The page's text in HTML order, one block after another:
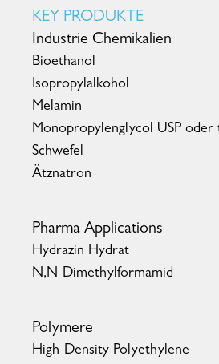
KEY PRODUKTE
Industrie Chemikalien
Bioethanol
Isopropylalkohol
Melamin
Monopropylenglycol USP oder
Schwefel
Ätznatron
Pharma Applications
Hydrazin Hydrat
N,N-Dimethylformamid
Polymere
High-Density Polyethylene